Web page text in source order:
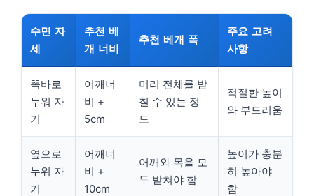
수면 자
세
추천 베
개 너비
추천 베개 폭
주요 고려
사항
똑바로
누워 자
기
어깨너
비 +
5cm
머리 전체를 받
칠 수 있는 정
도
적절한 높이
와 부드러움
옆으로
누워 자
기
어깨너
비 +
10cm
어깨와 목을 모
두 받쳐야 함
높이가 충분
히 높아야
함